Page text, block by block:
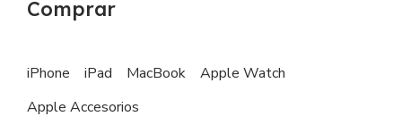
Comprar
iPhone iPad MacBook
Apple Watch
Apple Accesorios